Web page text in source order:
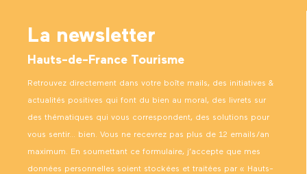
La newsletter
Hauts-de-France Tourisme
Retrouvez directement dans votre boîte mails, des initiatives &
actualités positives qui font du bien au moral, des livrets sur
des thématiques qui vous correspondent, des solutions pour
vous sentir… bien. Vous ne recevrez pas plus de 12 emails/an
maximum. En soumettant ce formulaire, j’accepte que mes
données personnelles soient stockées et traitées par « Hauts-